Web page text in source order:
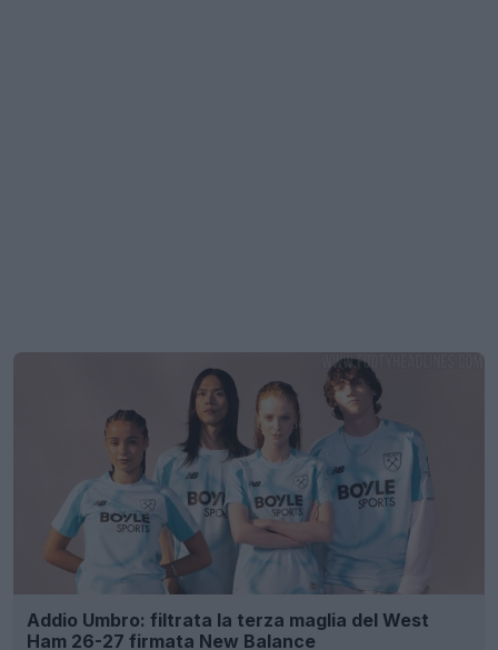
Addio Umbro: filtrata la terza maglia del West
Ham 26-27 firmata New Balance